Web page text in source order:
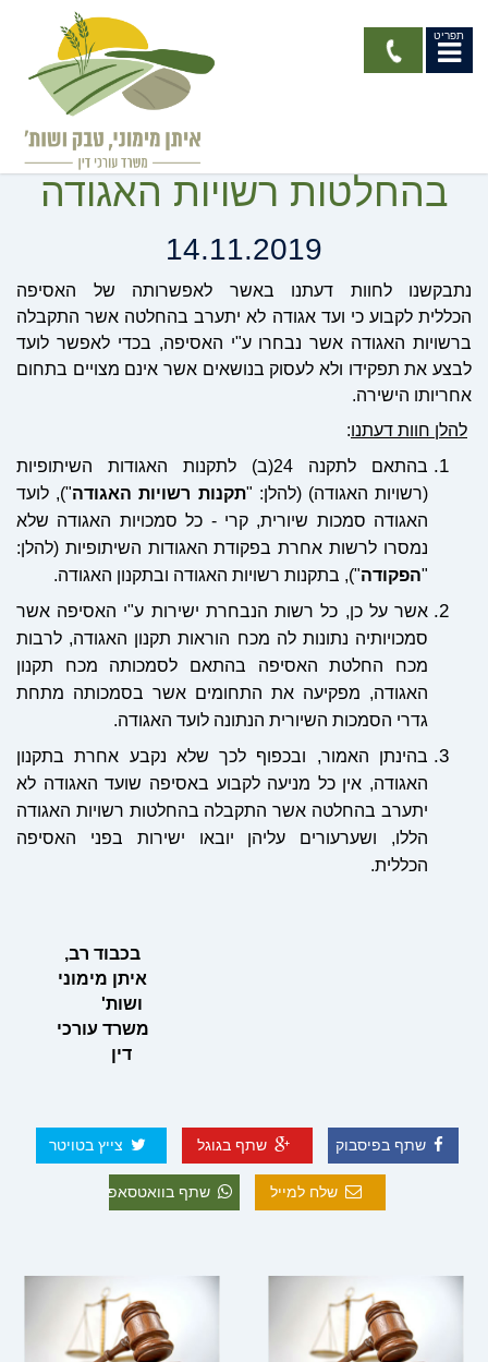
תפריט
חוות דעת - צמצום יכולת
ועד האגודה להתערב
בהחלטות רשויות האגודה
14.11.2019
נתבקשנו לחוות דעתנו באשר
לאפשרותה של האסיפה
הכללית לקבוע כי ועד אגודה לא יתערב בהחלטה אשר התקבלה
ברשויות האגודה אשר נבחרו ע"י האסיפה, בכדי לאפשר לועד
לבצע את תפקידו ולא לעסוק בנושאים אשר אינם מצויים בתחום
אחריותו הישירה.
להלן חוות דעתנו:
בהתאם לתקנה 24(ב) לתקנות האגודות השיתופיות
(רשויות האגודה) (להלן: "תקנות רשויות האגודה"), לועד
האגודה סמכות שיורית, קרי - כל סמכויות האגודה שלא
נמסרו לרשות אחרת בפקודת האגודות השיתופיות (להלן:
"הפקודה"), בתקנות רשויות האגודה ובתקנון האגודה.
אשר על כן, כל רשות הנבחרת ישירות ע"י האסיפה אשר
סמכויותיה נתונות לה מכח הוראות תקנון האגודה, לרבות
מכח החלטת האסיפה בהתאם לסמכותה מכח תקנון
האגודה, מפקיעה את התחומים אשר בסמכותה מתחת
גדרי הסמכות השיורית הנתונה לועד האגודה.
בהינתן האמור, ובכפוף לכך שלא נקבע אחרת בתקנון
האגודה, אין כל מניעה לקבוע באסיפה שועד האגודה לא
יתערב בהחלטה אשר התקבלה בהחלטות רשויות האגודה
הללו, ושערעורים עליהן יובאו ישירות בפני האסיפה
הכללית.
בכבוד רב,
איתן מימוני
ושות'
משרד עורכי
דין
שתף בפיסבוק שתף בגוגל צייץ בטויטר
שלח למייל שתף בוואטסאפ